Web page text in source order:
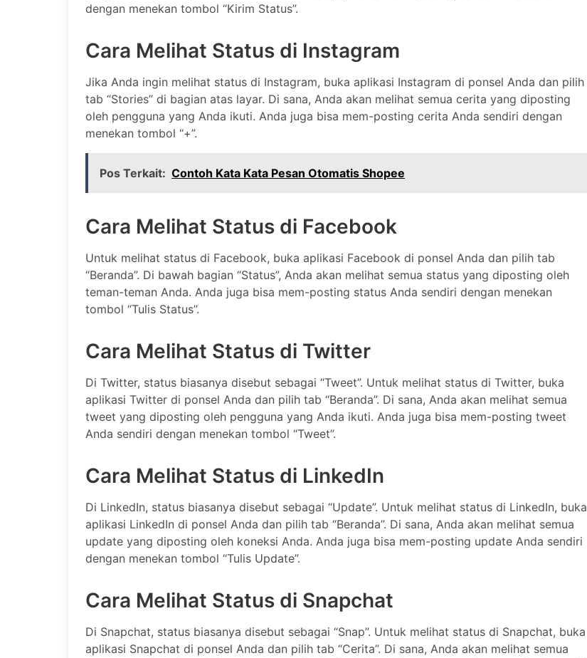
dengan menekan tombol “Kirim Status”.
Cara Melihat Status di Instagram
Jika Anda ingin melihat status di Instagram, buka aplikasi Instagram di ponsel Anda dan pilih
tab “Stories” di bagian atas layar. Di sana, Anda akan melihat semua cerita yang diposting
oleh pengguna yang Anda ikuti. Anda juga bisa mem-posting cerita Anda sendiri dengan
menekan tombol “+”.
Pos Terkait: Contoh Kata Kata Pesan Otomatis Shopee
Cara Melihat Status di Facebook
Untuk melihat status di Facebook, buka aplikasi Facebook di ponsel Anda dan pilih tab
“Beranda”. Di bawah bagian “Status”, Anda akan melihat semua status yang diposting oleh
teman-teman Anda. Anda juga bisa mem-posting status Anda sendiri dengan menekan
tombol “Tulis Status”.
Cara Melihat Status di Twitter
Di Twitter, status biasanya disebut sebagai “Tweet”. Untuk melihat status di Twitter, buka
aplikasi Twitter di ponsel Anda dan pilih tab “Beranda”. Di sana, Anda akan melihat semua
tweet yang diposting oleh pengguna yang Anda ikuti. Anda juga bisa mem-posting tweet
Anda sendiri dengan menekan tombol “Tweet”.
Cara Melihat Status di LinkedIn
Di LinkedIn, status biasanya disebut sebagai “Update”. Untuk melihat status di LinkedIn, buka
aplikasi LinkedIn di ponsel Anda dan pilih tab “Beranda”. Di sana, Anda akan melihat semua
update yang diposting oleh koneksi Anda. Anda juga bisa mem-posting update Anda sendiri
dengan menekan tombol “Tulis Update”.
Cara Melihat Status di Snapchat
Di Snapchat, status biasanya disebut sebagai “Snap”. Untuk melihat status di Snapchat, buka
aplikasi Snapchat di ponsel Anda dan pilih tab “Cerita”. Di sana, Anda akan melihat semua